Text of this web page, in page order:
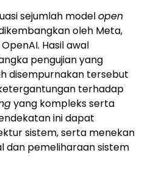
sejumlah modelopen
oleh Meta,
OpenAI. Hasil awal
pengujian yang
disempurnakan tersebut
terhadap
yang kompleks serta
ini dapat
sistem, serta menekan
dan pemeliharaan sistem